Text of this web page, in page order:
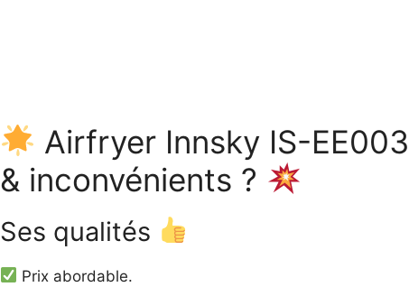
Airfryer Innsky IS-
& inconvénients ?
Ses qualités
Prix abordable.